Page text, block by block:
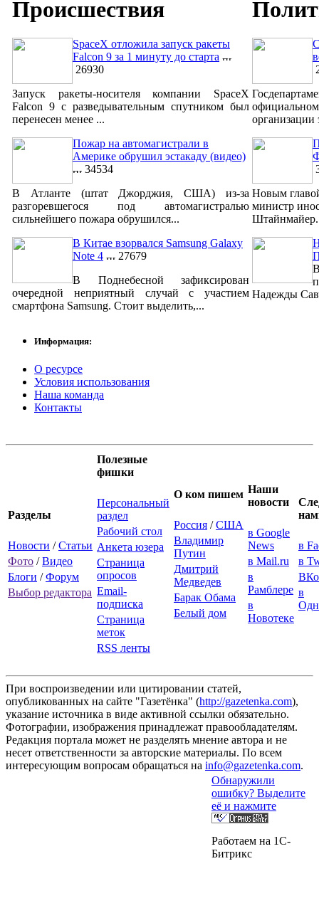
Происшествия
SpaceX отложила запуск ракеты
Falcon 9 за 1 минуту до старта
26930
Запуск ракеты-носителя компании SpaceX
Falcon 9 с разведывательным спутником был
перенесен менее ...
Пожар на автомагистрали в
Америке обрушил эстакаду (видео)
34534
В Атланте (штат Джорджия, США) из-за
разгоревшегося под автомагистралью
сильнейшего пожара обрушился...
В Китае взорвался Samsung Galaxy
Note 4
27679
В Поднебесной зафиксирован
очередной неприятный случай с участием
смартфона Samsung. Стоит выделить,...
организации
Новым
министр
Надежды
Информация:
О ресурсе
Условия использования
Наша команда
Контакты
Разделы
Новости /Статьи
Фото /Видео
Блоги /Форум
Выбор редактора
Полезные
фишки
Персональный
раздел
Рабочий стол
Анкета юзера
Страница
опросов
Email-
подписка
Страница
меток
RSS ленты
О ком пишем
Россия /США
Владимир
Путин
Дмитрий
Медведев
Барак Обама
Белый дом
Наши
новости
в Google
News
в Mail.ru
в
Рамблере
в
Новотеке
в
в
в
При воспроизведении или цитировании статей,
опубликованных на сайте "Газетёнка" (http://gazetenka.com),
указание источника в виде активной ссылки обязательно.
Фотографии, изображения принадлежат правообладателям.
Редакция портала может не разделять мнение автора и не
несет ответственности за авторские материалы. По всем
интересующим вопросам обращаться на info@gazetenka.com.
Обнаружили
ошибку? Выделите
её и нажмите
Работаем на 1C-
Битрикс